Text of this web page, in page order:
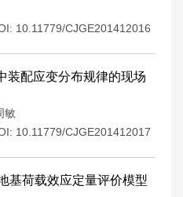
10.11779/CJGE201412016
装配应变分布规律的现场
敏
10.11779/CJGE201412017
基荷载效应定量评价模型